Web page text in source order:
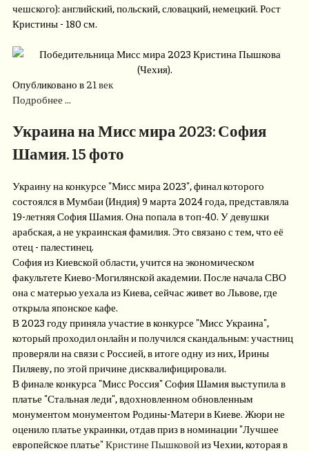
чешского): английский, польский, словацкий, немецкий. Рост
Кристины - 180 см.
Опубликовано в 21 век
Подробнее ...
Украина на Мисс мира 2023: София
Шамия. 15 фото
Украину на конкурсе "Мисс мира 2023", финал которого
состоялся в Мумбаи (Индия) 9 марта 2024 года, представляла
19-летняя София Шамия. Она попала в топ-40. У девушки
арабская, а не украинская фамилия. Это связано с тем, что её
отец - палестинец.
София из Киевской области, учится на экономическом
факультете Киево-Могилянской академии. После начала СВО
она с матерью уехала из Киева, сейчас живет во Львове, где
открыла японское кафе.
В 2023 году приняла участие в конкурсе "Мисс Украина",
который проходил онлайн и получился скандальным: участниц
проверяли на связи с Россией, в итоге одну из них, Ирины
Пиляеву, по этой причине дисквалифицировали.
В финале конкурса "Мисс Россия" София Шамия выступила в
платье "Стальная леди", вдохновленном обновленным
монументом монументом Родины-Матери в Киеве. Жюри не
оценило платье украинки, отдав приз в номинации "Лучшее
европейское платье"Кристине Пышковойиз Чехии, которая в